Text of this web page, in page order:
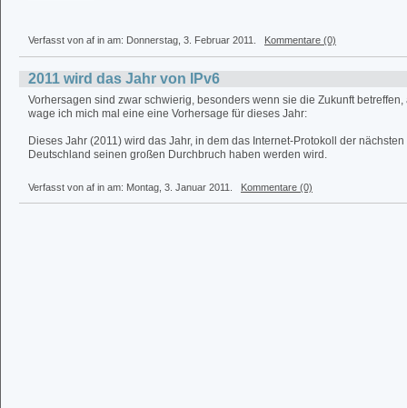
Verfasst von af in am: Donnerstag, 3. Februar 2011. Kommentare (0)
2011 wird das Jahr von IPv6
Vorhersagen sind zwar schwierig, besonders wenn sie die Zukunft
wage ich mich mal eine eine Vorhersage für dieses Jahr:
Dieses Jahr (2011) wird das Jahr, in dem das Internet-Protokoll der
Deutschland seinen großen Durchbruch haben werden wird.
Verfasst von af in am: Montag, 3. Januar 2011. Kommentare (0)